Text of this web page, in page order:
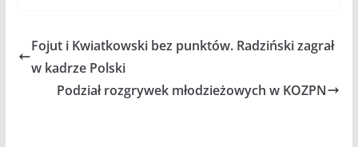
Fojut i Kwiatkowski bez punktów. Radziński zagrał
w kadrze Polski
Podział rozgrywek młodzieżowych w KOZPN